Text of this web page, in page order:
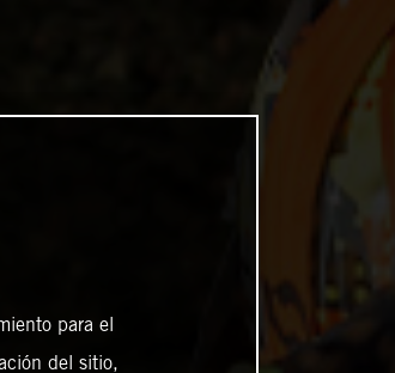
para el
del sitio,